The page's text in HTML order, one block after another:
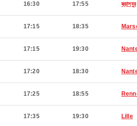
16:30 17:55 স্ত্রাসবুর
17:15 18:35
17:15 19:30
17:20 18:30
17:25 18:55
17:35 19:30 Lille